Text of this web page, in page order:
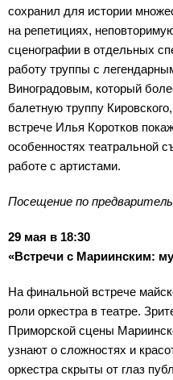
сохранил для истории
на репетициях,
сценографии в отдельных
работу труппы с
Виноградовым, который
балетную труппу
встрече Илья Коротков
особенностях театральной
работе с артистами.
Посещение по
29 мая в 18:30
«Встречи с Мариинским:
На финальной встрече
роли оркестра в театре.
Приморской сцены
узнают о сложностях и
оркестра скрыты от глаз